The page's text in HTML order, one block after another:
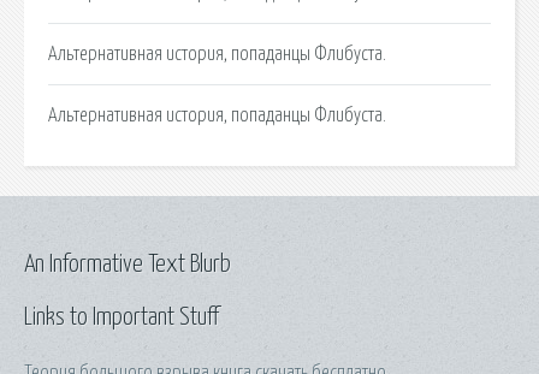
Альтернативная история, попаданцы Флибуста.
Альтернативная история, попаданцы Флибуста.
Links to Important Stuff
An Informative Text Blurb